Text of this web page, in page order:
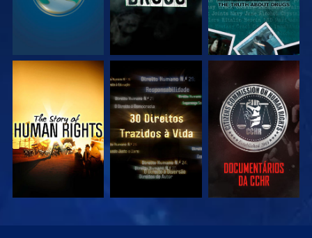
VEJA VEJA VEJA